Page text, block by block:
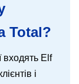
Total?
входять Elf
і